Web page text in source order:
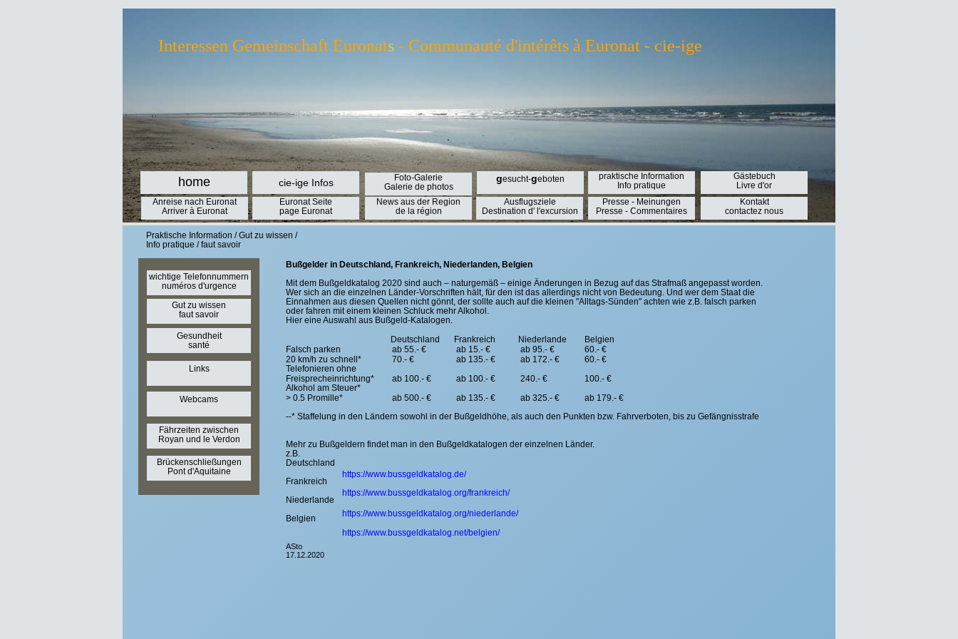
cie-ige Infos
praktische Information
Info pratique
Kontakt
contactez nous
Interessen Gemeinschaft Euronats - Communauté d'intérêts à Euronat - cie-ige
Euronat Seite
page Euronat
Gästebuch
Livre d'or
News aus der Region
de la région
gesucht-geboten
Presse - Meinungen
Presse - Commentaires
Foto-Galerie
Galerie de photos
Ausflugsziele
Destination d' l'excursion
Anreise nach Euronat
Arriver à Euronat
home
Gut zu wissen
faut savoir
Webcams
Links
wichtige Telefonnummern
numéros d'urgence
Gesundheit
santé
Fährzeiten zwischen
Royan und le Verdon
Brückenschließungen
Pont d'Aquitaine
Praktische Information / Gut zu wissen /
Info pratique / faut savoir
Bußgelder in Deutschland, Frankreich, Niederlanden, Belgien
Mit dem Bußgeldkatalog 2020 sind auch – naturgemäß – einige Änderungen in Bezug auf das Strafmaß angepasst worden.
Wer sich an die einzelnen Länder-Vorschriften hält, für den ist das allerdings nicht von Bedeutung. Und wer dem Staat die
Einnahmen aus diesen Quellen nicht gönnt, der sollte auch auf die kleinen "Alltags-Sünden" achten wie z.B. falsch parken
oder fahren mit einem kleinen Schluck mehr Alkohol.
Hier eine Auswahl aus Bußgeld-Katalogen.
Deutschland
Frankreich Niederlande
Belgien
Falsch parken
ab 55.- € ab 15.- € ab 95.- €
60.- €
20 km/h zu schnell*
70.- € ab 135.- € ab 172.- €
60.- €
Telefonieren ohne
Freisprecheinrichtung*
ab 100.- € ab 100.- € 240.- €
100.- €
Alkohol am Steuer*
> 0.5 Promille*
ab 500.- € ab 135.- € ab 325.- €
ab 179.- €
--* Staffelung in den Ländern sowohl in der Bußgeldhöhe, als auch den Punkten bzw. Fahrverboten, bis zu Gefängnisstrafe
Mehr zu Bußgeldern findet man in den Bußgeldkatalogen der einzelnen Länder.
z.B.
Deutschland
Frankreich
Niederlande
Belgien
ASto
17.12.2020
https://www.bussgeldkatalog.de/
https://www.bussgeldkatalog.org/frankreich/
https://www.bussgeldkatalog.org/niederlande/
https://www.bussgeldkatalog.net/belgien/